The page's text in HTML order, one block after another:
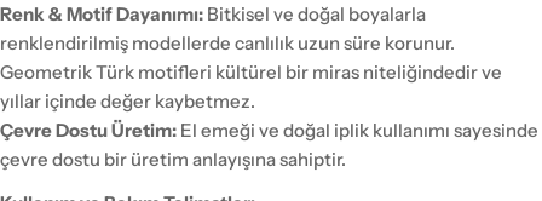
Renk & Motif Dayanımı: Bitkisel ve doğal boyalarla
renklendirilmiş modellerde canlılık uzun süre korunur.
Geometrik Türk motifleri kültürel bir miras niteliğindedir ve
yıllar içinde değer kaybetmez.
Çevre Dostu Üretim: El emeği ve doğal iplik kullanımı sayesinde
çevre dostu bir üretim anlayışına sahiptir.